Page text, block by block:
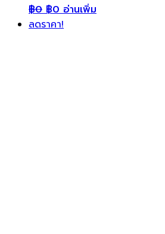
฿0 ฿0 อ่านเพิ่ม
ลดราคา!